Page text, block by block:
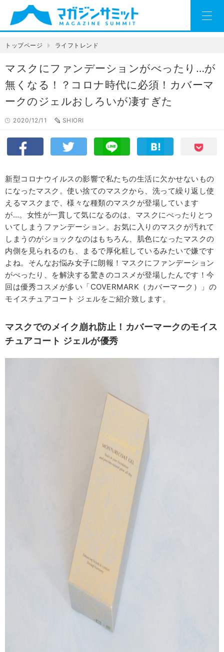
トップページ ライフトレンド
マスクにファンデーションがべったり…が
無くなる！？コロナ時代に必須！カバーマ
ークのジェルおしろいが凄すぎた
2020/12/11 SHIORI
新型コロナウイルスの影響で私たちの生活に欠かせないもの
になったマスク。使い捨てのマスクから、洗って繰り返し使
えるマスクまで、様々な種類のマスクが登場しています
が…。女性が一貫して気になるのは、マスクにべったりとつ
いてしまうファンデーション。お気に入りのマスクが汚れて
しまうのがショックなのはもちろん、肌色になったマスクの
内側を見られるのも、まるで厚化粧しているみたいで嫌です
よね。そんなお悩み女子に朗報！マスクにファンデーション
がべったり、を解決する驚きのコスメが登場したんです！今
回は優秀コスメが多い「COVERMARK（カバーマーク）」の
モイスチュアコート ジェルをご紹介致します。
マスクでのメイク崩れ防止！カバーマークのモイス
チュアコート ジェルが優秀